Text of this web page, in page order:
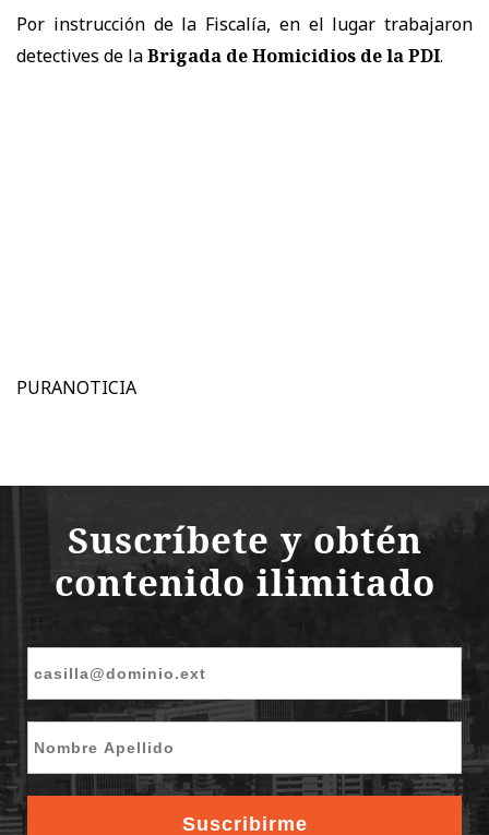
Por instrucción de la Fiscalía, en el lugar trabajaron
detectives de laBrigada de Homicidios de la PDI.
PURANOTICIA